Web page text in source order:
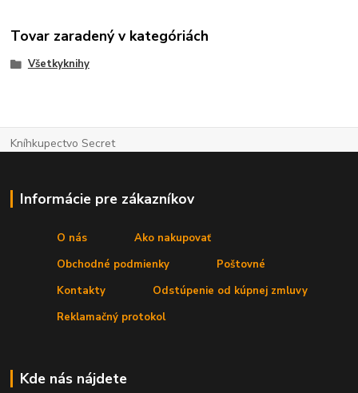
Tovar zaradený v kategóriách
Všetkyknihy
Kníhkupectvo Secret
Informácie pre zákazníkov
O nás
Ako nakupovať
Obchodné podmienky
Poštovné
Kontakty
Odstúpenie od kúpnej zmluvy
Reklamačný protokol
Kde nás nájdete